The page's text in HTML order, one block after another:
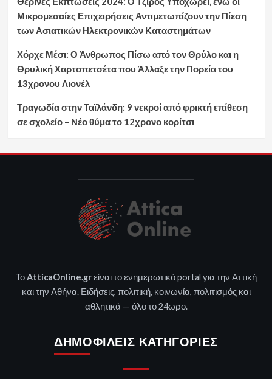
Μικρομεσαίες Επιχειρήσεις Αντιμετωπίζουν την Πίεση
των Ασιατικών Ηλεκτρονικών Καταστημάτων
Χόρχε Μέσι: Ο Άνθρωπος Πίσω από τον Θρύλο και η
Θρυλική Χαρτοπετσέτα που Άλλαξε την Πορεία του
13χρονου Λιονέλ
Τραγωδία στην Ταϊλάνδη: 9 νεκροί από φρικτή επίθεση
σε σχολείο – Νέο θύμα το 12χρονο κορίτσι
ΤοAtticaOnline.grείναι το ενημερωτικό portal για την Αττική
και την Αθήνα. Ειδήσεις, πολιτική, κοινωνία, πολιτισμός και
αθλητικά — όλο το 24ωρο.
ΔΗΜΟΦΙΛΕΊΣ ΚΑΤΗΓΟΡΊΕΣ